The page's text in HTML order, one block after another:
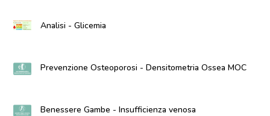
Analisi - Glicemia
Prevenzione Osteoporosi - Densitometria Ossea MOC
Benessere Gambe - Insufficienza venosa